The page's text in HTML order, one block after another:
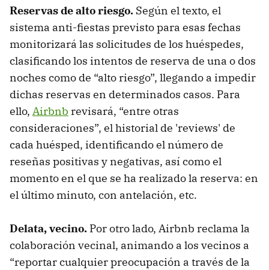
Reservas de alto riesgo. Según el texto, el
sistema anti-fiestas previsto para esas fechas
monitorizará las solicitudes de los huéspedes,
clasificando los intentos de reserva de una o dos
noches como de “alto riesgo”, llegando a impedir
dichas reservas en determinados casos. Para
ello, Airbnb revisará, “entre otras
consideraciones”, el historial de 'reviews' de
cada huésped, identificando el número de
reseñas positivas y negativas, así como el
momento en el que se ha realizado la reserva: en
el último minuto, con antelación, etc.
Delata, vecino. Por otro lado, Airbnb reclama la
colaboración vecinal, animando a los vecinos a
“reportar cualquier preocupación a través de la